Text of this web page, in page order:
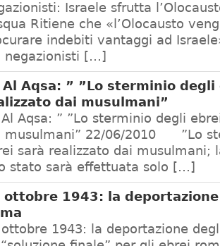
Israele sfrutta
Ritiene che «l’Olocausto
indebiti vantaggi ad
negazionisti […]
Al Aqsa: ” ”Lo sterminio degli
dai musulmani”
Aqsa: ” ”Lo sterminio degli
musulmani” 22/06/2010 ”Lo
sarà realizzato dai musulmani;
stato sarà effettuata solo […]
ottobre 1943: la
ottobre 1943: la deportazione